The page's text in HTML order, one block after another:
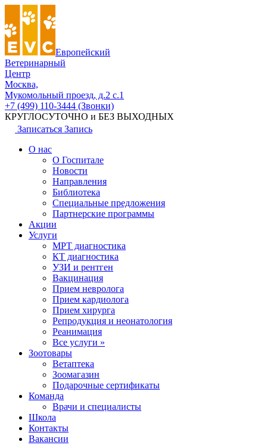
Европейский
Ветеринарный
Центр
Москва,
Мукомольный проезд, д.2 с.1
+7 (499) 110-3444 (Звонки)
КРУГЛОСУТОЧНО и БЕЗ ВЫХОДНЫХ
Записаться Запись
О нас
О Госпитале
Новости
Направления
Библиотека
Специальные предложения
Партнерские программы
Акции
Услуги
МРТ диагностика
КТ диагностика
УЗИ и рентген
Вакцинация
Прием невролога
Прием кардиолога
Прием хирурга
Репродукция и неонатология
Реанимация
Все услуги »
Зоотовары
Ветаптека
Зоомагазин
Подарочные сертификаты
Команда
Врачи и специалисты
Школа
Контакты
Вакансии